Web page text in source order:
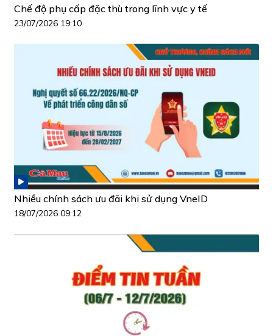
Chế độ phụ cấp đặc thù trong lĩnh vực y tế
23/07/2026 19:10
Nhiều chính sách ưu đãi khi sử dụng VneID
18/07/2026 09:12